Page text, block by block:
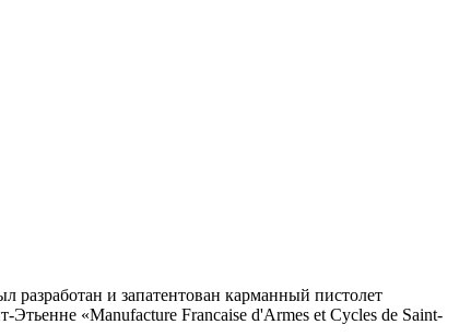
и запатентован карманный пистолет
«Manufacture Francaise d'Armes et Cycles de Saint-